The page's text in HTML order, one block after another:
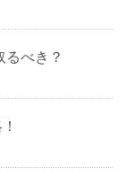
るべき？